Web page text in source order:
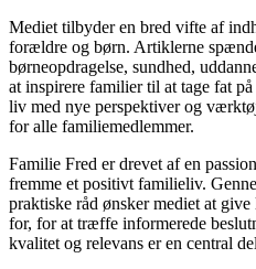
Mediet tilbyder en bred vifte af
forældre og børn. Artiklerne
børneopdragelse, sundhed,
at inspirere familier til at tage fat
liv med nye perspektiver og
for alle familiemedlemmer.
Familie Fred er drevet af en
fremme et positivt familieliv.
praktiske råd ønsker mediet at
for, for at træffe informerede
kvalitet og relevans er en central